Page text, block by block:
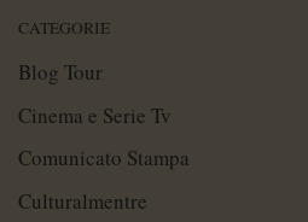
CATEGORIE
Blog Tour
Cinema e Serie Tv
Comunicato Stampa
Culturalmentre